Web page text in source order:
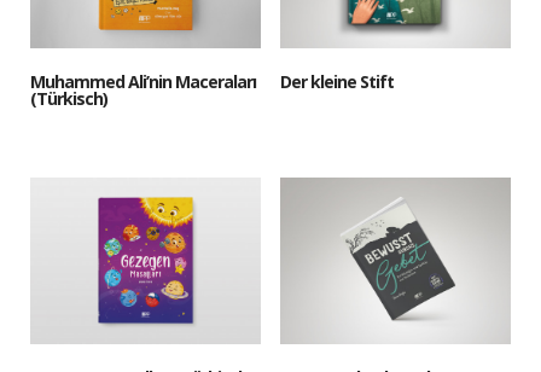
Muhammed Ali’nin Maceraları
(Türkisch)
Der kleine Stift